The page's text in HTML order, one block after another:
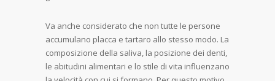
Va anche considerato che non tutte le persone
accumulano placca e tartaro allo stesso modo. La
composizione della saliva, la posizione dei denti,
le abitudini alimentari e lo stile di vita influenzano